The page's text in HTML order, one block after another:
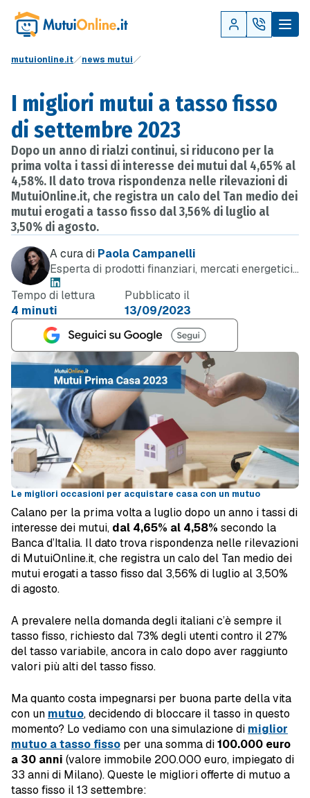
mutuionline.it news mutui
I migliori mutui a tasso fisso
di settembre 2023
Dopo un anno di rialzi continui, si riducono per la
prima volta i tassi di interesse dei mutui dal 4,65% al
4,58%. Il dato trova rispondenza nelle rilevazioni di
MutuiOnline.it, che registra un calo del Tan medio dei
mutui erogati a tasso fisso dal 3,56% di luglio al
3,50% di agosto.
A cura di Paola Campanelli
Esperta di prodotti finanziari, mercati energetici
e telefonia
Tempo di lettura
4 minuti
Pubblicato il
13/09/2023
Le migliori occasioni per acquistare casa con un mutuo
Calano per la prima volta a luglio dopo un anno i tassi di
interesse dei mutui, dal 4,65% al 4,58% secondo la
Banca d’Italia. Il dato trova rispondenza nelle rilevazioni
di MutuiOnline.it, che registra un calo del Tan medio dei
mutui erogati a tasso fisso dal 3,56% di luglio al 3,50%
di agosto.
A prevalere nella domanda degli italiani c’è sempre il
tasso fisso, richiesto dal 73% degli utenti contro il 27%
del tasso variabile, ancora in calo dopo aver raggiunto
valori più alti del tasso fisso.
Ma quanto costa impegnarsi per buona parte della vita
con un mutuo, decidendo di bloccare il tasso in questo
momento? Lo vediamo con una simulazione di miglior
mutuo a tasso fisso per una somma di100.000 euro
a 30 anni (valore immobile 200.000 euro, impiegato di
33 anni di Milano). Queste le migliori offerte di mutuo a
tasso fisso il 13 settembre: